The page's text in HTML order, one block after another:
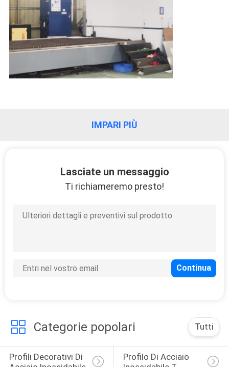
IMPARI PIÙ
Lasciate un messaggio
Ti richiameremo presto!
Categorie popolari Tutti
Profili Decorativi Di
Profilo Di Acciaio